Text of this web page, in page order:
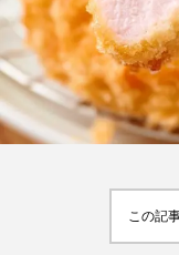
2026.07.30
この記